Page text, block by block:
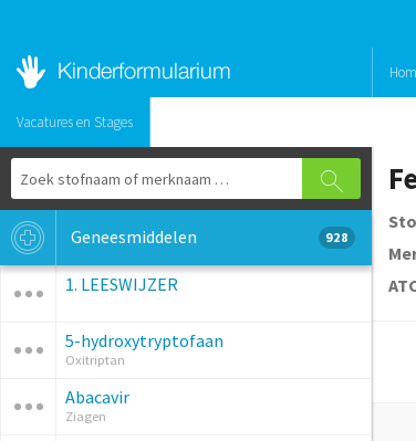
Vacatures en Stages
Geneesmiddelen 928
1. LEESWIJZER
5-hydroxytryptofaan
Oxitriptan
Abacavir
Ziagen